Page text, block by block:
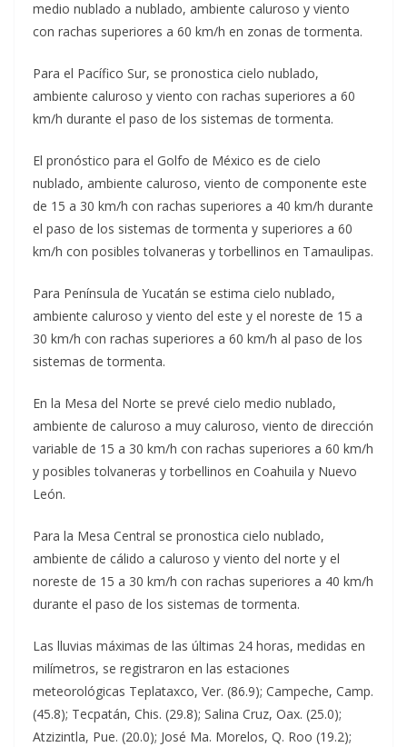
medio nublado a nublado, ambiente caluroso y viento
con rachas superiores a 60 km/h en zonas de tormenta.
Para el Pacífico Sur, se pronostica cielo nublado,
ambiente caluroso y viento con rachas superiores a 60
km/h durante el paso de los sistemas de tormenta.
El pronóstico para el Golfo de México es de cielo
nublado, ambiente caluroso, viento de componente este
de 15 a 30 km/h con rachas superiores a 40 km/h durante
el paso de los sistemas de tormenta y superiores a 60
km/h con posibles tolvaneras y torbellinos en Tamaulipas.
Para Península de Yucatán se estima cielo nublado,
ambiente caluroso y viento del este y el noreste de 15 a
30 km/h con rachas superiores a 60 km/h al paso de los
sistemas de tormenta.
En la Mesa del Norte se prevé cielo medio nublado,
ambiente de caluroso a muy caluroso, viento de dirección
variable de 15 a 30 km/h con rachas superiores a 60 km/h
y posibles tolvaneras y torbellinos en Coahuila y Nuevo
León.
Para la Mesa Central se pronostica cielo nublado,
ambiente de cálido a caluroso y viento del norte y el
noreste de 15 a 30 km/h con rachas superiores a 40 km/h
durante el paso de los sistemas de tormenta.
Las lluvias máximas de las últimas 24 horas, medidas en
milímetros, se registraron en las estaciones
meteorológicas Teplataxco, Ver. (86.9); Campeche, Camp.
(45.8); Tecpatán, Chis. (29.8); Salina Cruz, Oax. (25.0);
Atzizintla, Pue. (20.0); José Ma. Morelos, Q. Roo (19.2);